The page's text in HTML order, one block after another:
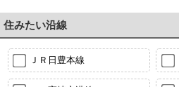
住みたい沿線
ＪＲ日豊本線